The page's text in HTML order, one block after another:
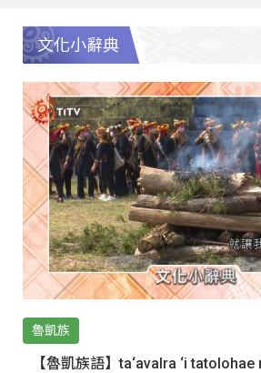
文化小辭典
魯凱族
【魯凱族語】ta‘avalra ‘i